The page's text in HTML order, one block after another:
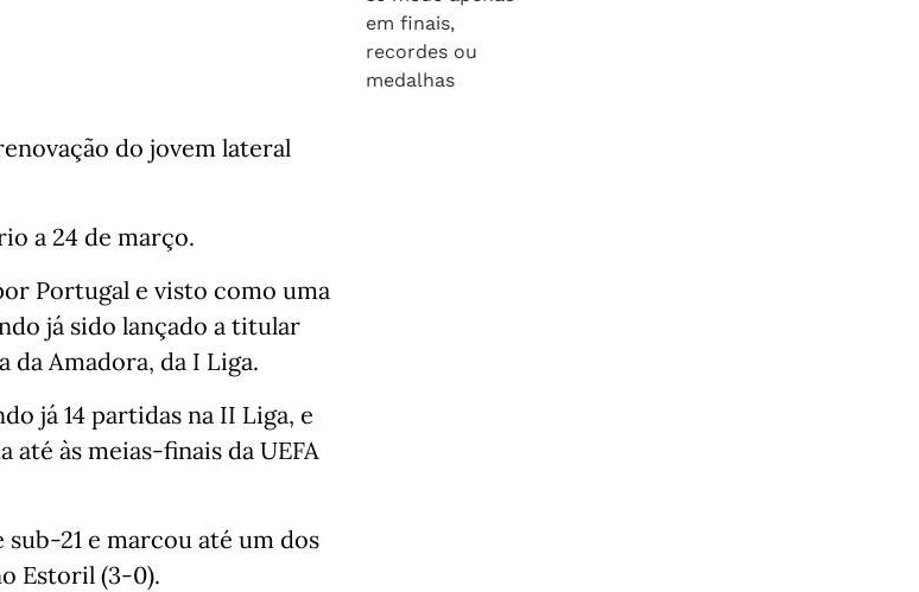
do jovem lateral
a 24 de março.
Portugal e visto como uma
já sido lançado a titular
da Amadora, da I Liga.
já 14 partidas na II Liga, e
às meias-finais da UEFA
21 e marcou até um dos
Estoril (3-0).